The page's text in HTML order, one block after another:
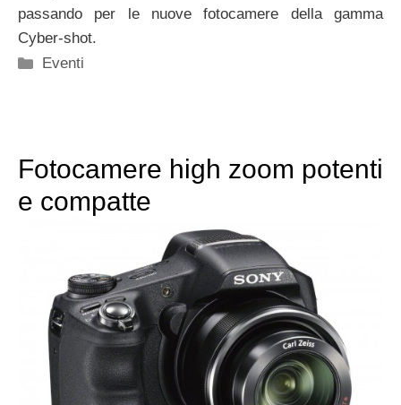
passando per le nuove fotocamere della gamma
Cyber-shot.
Categorie
Eventi
Fotocamere high zoom potenti
e compatte